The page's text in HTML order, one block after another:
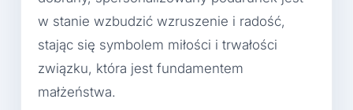
w stanie wzbudzić wzruszenie i radość,
stając się symbolem miłości i trwałości
związku, która jest fundamentem
małżeństwa.